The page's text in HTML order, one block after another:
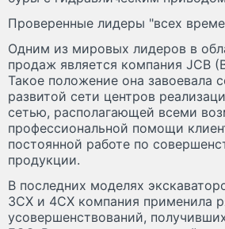
Проверенные лидеры "всех
Одним из мировых лидеров в
продаж является компания JCB
Такое положение она завоевала
развитой сети центров
сетью, располагающей всеми
профессиональной помощи
постоянной работе по
продукции.
В последних моделях
3CX и 4CX компания применила
усовершенствований,